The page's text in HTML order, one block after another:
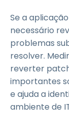
Se a
necessário
problemas
resolver.
reverter
importantes
e ajuda a
ambiente de